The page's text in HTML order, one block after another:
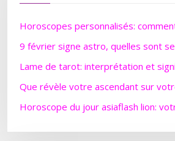
Horoscopes personnalisés:
9 février signe astro, quelles sont
Lame de tarot: interprétation et
Que révèle votre ascendant sur
Horoscope du jour asiaflash lion: